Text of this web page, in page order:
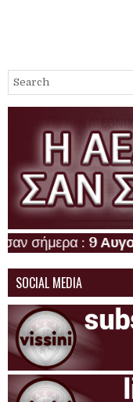
:9 Αυγούστου
SOCIAL MEDIA